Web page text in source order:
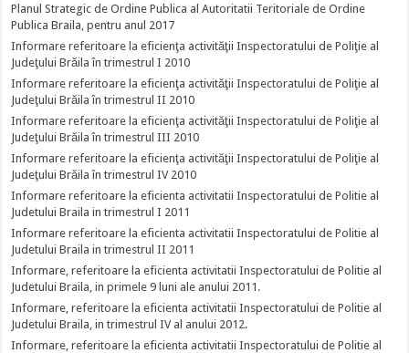
Planul Strategic de Ordine Publica al Autoritatii Teritoriale de Ordine
Publica Braila, pentru anul 2017
Informare referitoare la eficienţa activităţii Inspectoratului de Poliţie al
Judeţului Brăila în trimestrul I 2010
Informare referitoare la eficienţa activităţii Inspectoratului de Poliţie al
Judeţului Brăila în trimestrul II 2010
Informare referitoare la eficienţa activităţii Inspectoratului de Poliţie al
Judeţului Brăila în trimestrul III 2010
Informare referitoare la eficienţa activităţii Inspectoratului de Poliţie al
Judeţului Brăila în trimestrul IV 2010
Informare referitoare la eficienta activitatii Inspectoratului de Politie al
Judetului Braila in trimestrul I 2011
Informare referitoare la eficienta activitatii Inspectoratului de Politie al
Judetului Braila in trimestrul II 2011
Informare, referitoare la eficienta activitatii Inspectoratului de Politie al
Judetului Braila, in primele 9 luni ale anului 2011.
Informare, referitoare la eficienta activitatii Inspectoratului de Politie al
Judetului Braila, in trimestrul IV al anului 2012.
Informare, referitoare la eficienta activitatii Inspectoratului de Politie al